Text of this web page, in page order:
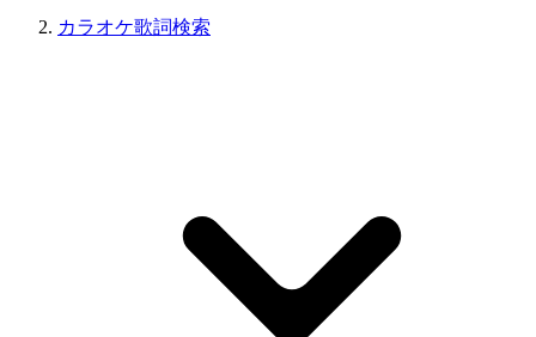
カラオケ歌詞検索